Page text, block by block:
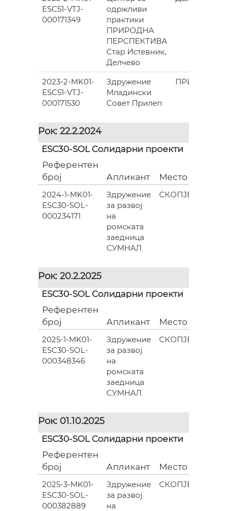
ESC51-VTJ-
000171349
одржливи
практики
ПРИРОДНА
ПЕРСПЕКТИВА
Стар Истевник,
Делчево
2023-2-MK01-
ESC51-VTJ-
000171530
Здружение
Младински
Совет Прилеп
ПРИЛЕП
Рок: 22.2.2024
ESC30-SOL Солидарни проекти
Референтен
број
Апликант Место
2024-1-MK01-
ESC30-SOL-
000234171
Здружение
за развој
на
ромската
заедница
СУМНАЛ
СКОПЈЕ
Рок: 20.2.2025
ESC30-SOL Солидарни проекти
Референтен
број
Апликант Место
2025-1-MK01-
ESC30-SOL-
000348346
Здружение
за развој
на
ромската
заедница
СУМНАЛ
СКОПЈЕ
Рок: 01.10.2025
ESC30-SOL Солидарни проекти
Референтен
број
Апликант Место
2025-3-MK01-
ESC30-SOL-
000382889
Здружение
за развој
на
СКОПЈЕ